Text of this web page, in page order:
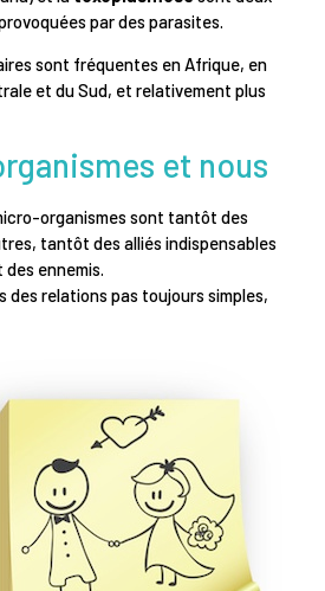
par des parasites.
sont fréquentes en Afrique, en
et du Sud, et relativement plus
et nous
organismes sont tantôt des
tantôt des alliés indispensables
ennemis.
des relations pas toujours simples,